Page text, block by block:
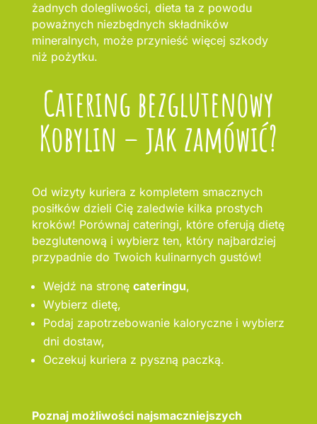
żadnych dolegliwości, dieta ta z powodu
poważnych niezbędnych składników
mineralnych, może przynieść więcej szkody
niż pożytku.
Catering bezglutenowy
Kobylin – jak zamówić?
Od wizyty kuriera z kompletem smacznych
posiłków dzieli Cię zaledwie kilka prostych
kroków! Porównaj cateringi, które oferują dietę
bezglutenową i wybierz ten, który najbardziej
przypadnie do Twoich kulinarnych gustów!
Wejdź na stronę cateringu,
Wybierz dietę,
Podaj zapotrzebowanie kaloryczne i wybierz
dni dostaw,
Oczekuj kuriera z pyszną paczką.
Poznaj możliwości najsmaczniejszych